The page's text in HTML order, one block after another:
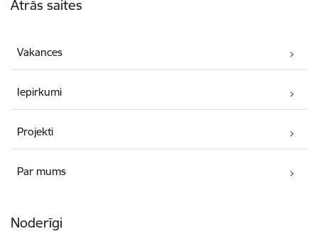
Ātrās saites
Vakances
Iepirkumi
Projekti
Par mums
Noderīgi